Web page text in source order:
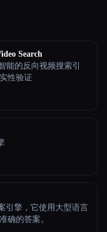
Search
能的反向视频搜索引
性验证
引擎，它使用大型语言
确的答案。